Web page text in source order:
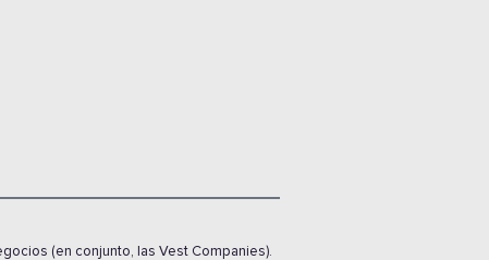
(en conjunto, las Vest Companies).